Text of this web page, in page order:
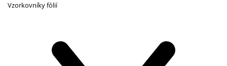
Vzorkovníky fólií